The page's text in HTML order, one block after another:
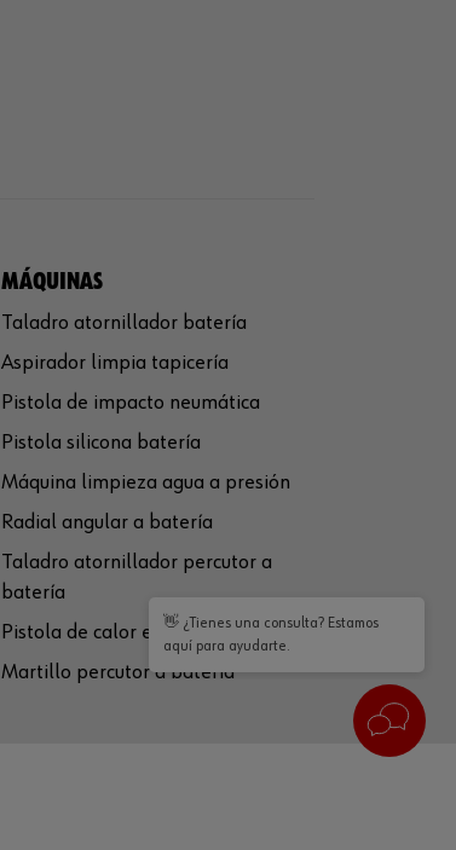
MÁQUINAS
Taladro atornillador batería
Aspirador limpia tapicería
Pistola de impacto neumática
Pistola silicona batería
Máquina limpieza agua a presión
Radial angular a batería
Taladro atornillador percutor a
batería
Pistola de calor eléctrica
Martillo percutor a batería
👋 ¿Tienes una consulta? Estamos
aquí para ayudarte.